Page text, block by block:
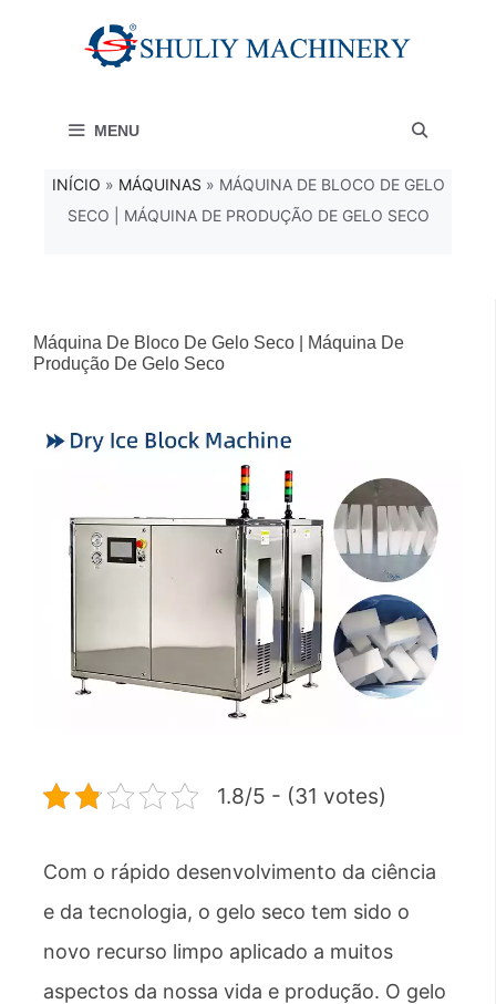
conteúdo MENU
INÍCIO » MÁQUINAS » MÁQUINA DE BLOCO DE GELO
SECO | MÁQUINA DE PRODUÇÃO DE GELO SECO
Máquina De Bloco De Gelo Seco | Máquina De
Produção De Gelo Seco
1.8/5 - (31 votes)
Com o rápido desenvolvimento da ciência
e da tecnologia, o gelo seco tem sido o
novo recurso limpo aplicado a muitos
aspectos da nossa vida e produção. O gelo